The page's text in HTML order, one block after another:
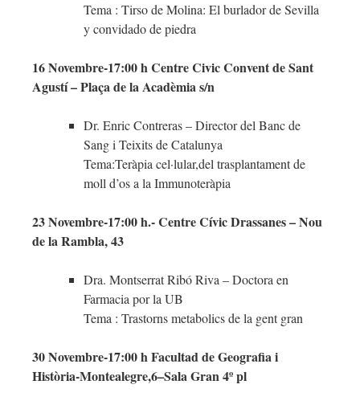
Tema : Tirso de Molina: El burlador de Sevilla
y convidado de piedra
16 Novembre-17:00 h Centre Civic Convent de Sant
Agustí – Plaça de la Acadèmia s/n
Dr. Enric Contreras – Director del Banc de
Sang i Teixits de Catalunya
Tema:Teràpia cel·lular,del trasplantament de
moll d’os a la Immunoteràpia
23 Novembre-17:00 h.- Centre Cívic Drassanes – Nou
de la Rambla, 43
Dra. Montserrat Ribó Riva – Doctora en
Farmacia por la UB
Tema : Trastorns metabolics de la gent gran
30 Novembre-17:00 h Facultad de Geografia i
Història-Montealegre,6–Sala Gran 4º pl